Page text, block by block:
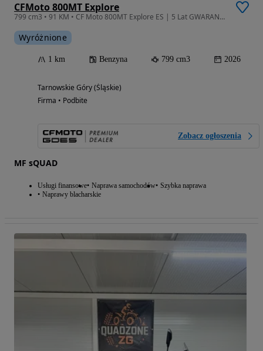
CFMoto 800MT Explore
799 cm3 • 91 KM • CF Moto 800MT Explore ES | 5 Lat GWARANCJI!
Wyróżnione
1 km Benzyna 799 cm3 2026
Tarnowskie Góry (Śląskie)
Firma • Podbite
Zobacz ogłoszenia
MF sQUAD
Usługi finansowe Naprawa samochodów Szybka naprawa
Naprawy blacharskie